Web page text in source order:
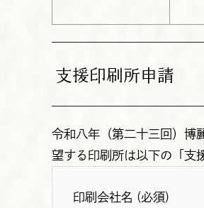
支援印刷所申請
令和八年（第二十三回）博
望する印刷所は以下の「支
印刷会社名 (必須)